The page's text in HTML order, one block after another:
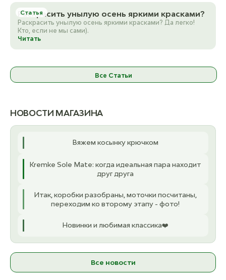
Статья
Раскрасить унылую осень яркими красками?
Раскрасить унылую осень яркими красками? Да легко!
Кто, если не мы сами).
Читать
Все Статьи
НОВОСТИ МАГАЗИНА
Вяжем косынку крючком
Kremke Sole Mate: когда идеальная пара находит
друг друга
Итак, коробки разобраны, моточки посчитаны,
переходим ко второму этапу - фото!
Новинки и любимая классика❤️
Все новости